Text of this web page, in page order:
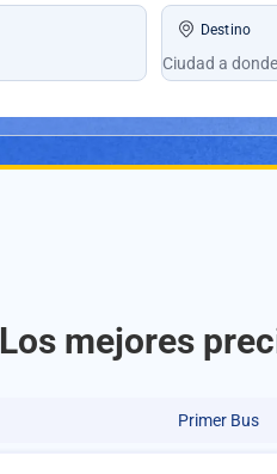
Destino
Los mejores
Primer Bus